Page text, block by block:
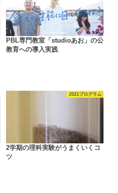
PBL専門教室「studioあお」の公
教育への導入実践
2021プログラム
2学期の理科実験がうまくいくコ
ツ